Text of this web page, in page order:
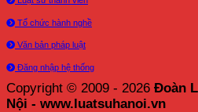
Tổ chức hành nghề
Văn bản pháp luật
Đăng nhập hệ thống
Copyright © 2009 - 2026 Đoàn
Nội - www.luatsuhanoi.vn